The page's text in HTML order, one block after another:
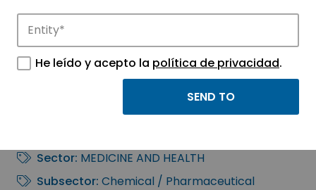
innovation in APTE’s parks.
ACTIVE MEDICAL
DISPOSABLE, SAL
Sector: MEDICINE AND HEALTH
Subsector: Chemical / Pharmaceutical
He leído y acepto la política de privacidad.